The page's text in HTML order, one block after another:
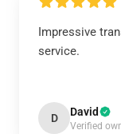
Impressive
service.
D David
Verified